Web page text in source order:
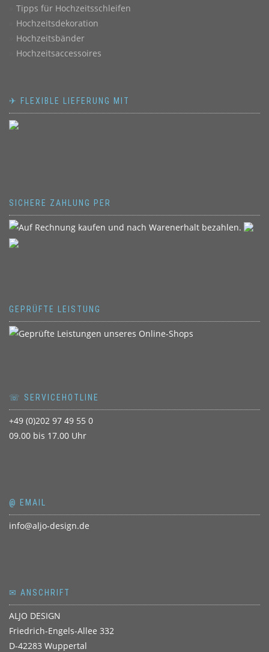
Tipps für Hochzeitsschleifen
Hochzeitsdekoration
Hochzeitsbänder
Hochzeitsaccessoires
✈ FLEXIBLE LIEFERUNG MIT
SICHERE ZAHLUNG PER
GEPRÜFTE LEISTUNG
☏ SERVICEHOTLINE
+49 (0)202 97 49 55 0
09.00 bis 17.00 Uhr
@ EMAIL
info@aljo-design.de
✉ ANSCHRIFT
ALJO DESIGN
Friedrich-Engels-Allee 332
D-42283 Wuppertal